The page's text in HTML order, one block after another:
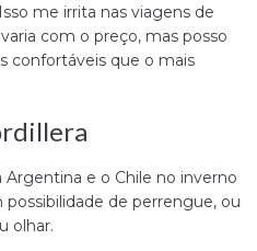
me irrita nas viagens de
com o preço, mas posso
confortáveis que o mais
e o Chile no inverno
de perrengue, ou
olhar.